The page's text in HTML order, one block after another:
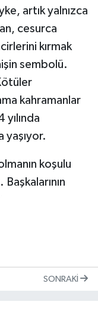
artık yalnızca
cesurca
kırmak
sembolü.
kahramanlar
yaşıyor.
koşulu
SONRAKI